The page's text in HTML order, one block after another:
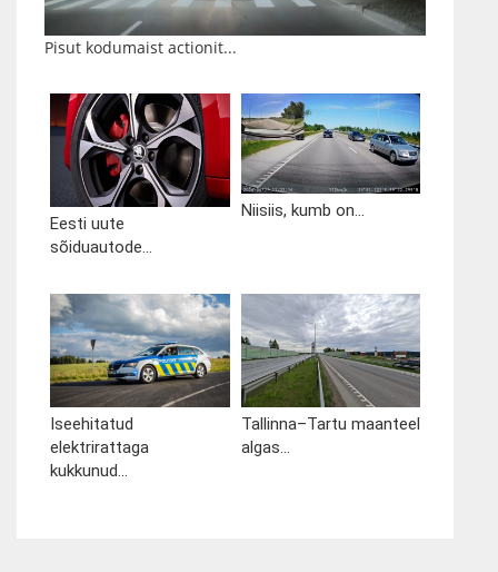
Pisut kodumaist actionit...
Eesti uute
sõiduautode...
Niisiis, kumb on...
Iseehitatud
elektrirattaga
kukkunud...
Tallinna–Tartu maanteel
algas...